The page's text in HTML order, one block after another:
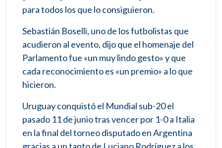
para todos los que lo consiguieron.
Sebastián Boselli, uno de los futbolistas que
acudieron al evento, dijo que el homenaje del
Parlamento fue «un muy lindo gesto» y que
cada reconocimiento es «un premio» a lo que
hicieron.
Uruguay conquistó el Mundial sub-20 el
pasado 11 de junio tras vencer por 1-0 a Italia
en la final del torneo disputado en Argentina